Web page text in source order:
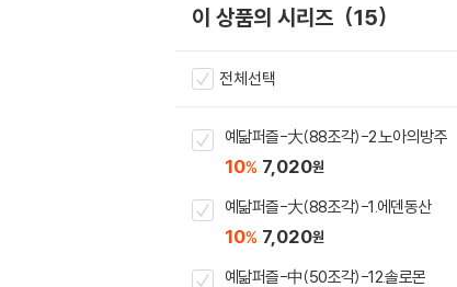
이 상품의 시리즈 15
전체선택
예닮퍼즐-大(88조각)-2.노아의방주
10% 7,020원
예닮퍼즐-大(88조각)-1.에덴동산
10% 7,020원
예닮퍼즐-中(50조각)-12.솔로몬